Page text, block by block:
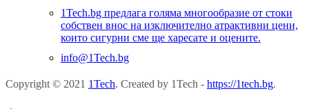
1Tech.bg предлага голяма многообразие от стоки
собствен внос на изключително атрактивни цени,
които сигурни сме ще харесате и оцените.
info@1Tech.bg
Copyright © 2021 1Tech. Created by 1Tech - https://1tech.bg.